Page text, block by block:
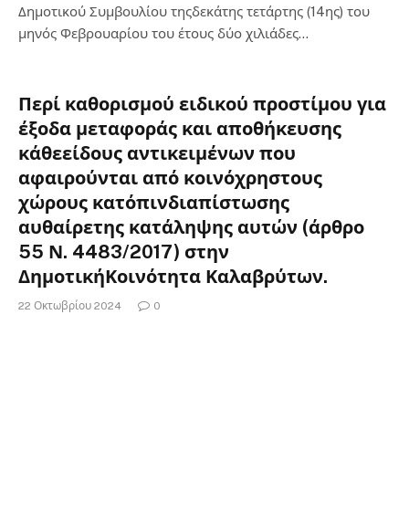
Δημοτικού Συμβουλίου τηςδεκάτης τετάρτης (14ης) του
μηνός Φεβρουαρίου του έτους δύο χιλιάδες…
Περί καθορισμού ειδικού προστίμου για
έξοδα μεταφοράς και αποθήκευσης
κάθεείδους αντικειμένων που
αφαιρούνται από κοινόχρηστους
χώρους κατόπινδιαπίστωσης
αυθαίρετης κατάληψης αυτών (άρθρο
55 Ν. 4483/2017) στην
ΔημοτικήΚοινότητα Καλαβρύτων.
22 Οκτωβρίου 2024 0